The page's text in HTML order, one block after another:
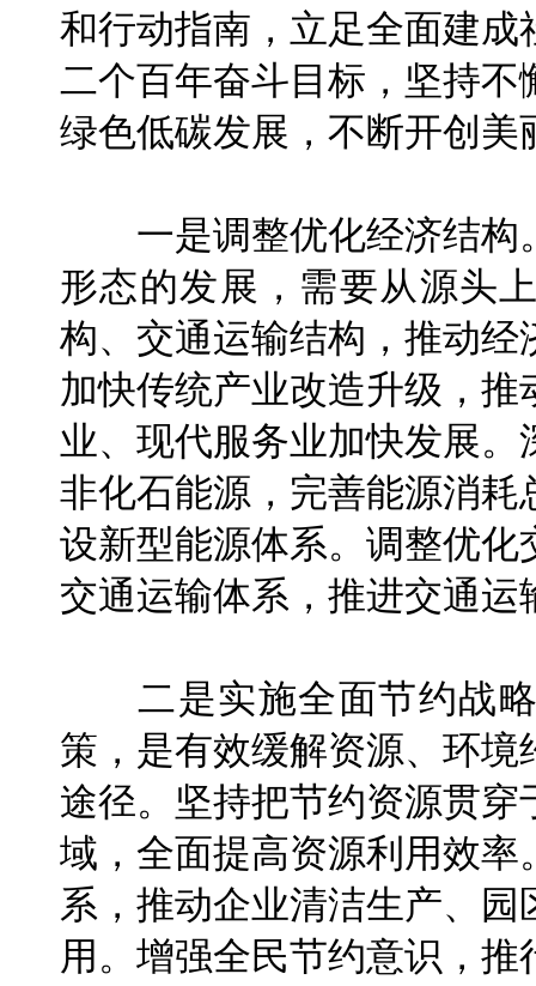
和行动指南，立足全面建
二个百年奋斗目标，坚持
绿色低碳发展，不断开创美
一是调整优化经济结构
形态的发展，需要从源头
构、交通运输结构，推动
加快传统产业改造升级，
业、现代服务业加快发展
非化石能源，完善能源消
设新型能源体系。调整优
交通运输体系，推进交通运
二是实施全面节约战略
策，是有效缓解资源、环
途径。坚持把节约资源贯
域，全面提高资源利用效
系，推动企业清洁生产、
用。增强全民节约意识，